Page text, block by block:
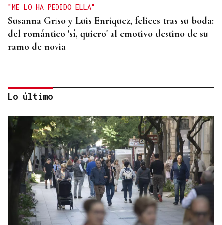
"ME LO HA PEDIDO ELLA"
Susanna Griso y Luis Enríquez, felices tras su boda:
del romántico 'sí, quiero' al emotivo destino de su
ramo de novia
QUEN CHO DIXO
¿Sabe usted que la reina Letizia hizo un guiño a
Ourense en la final del Mundial?
Lo último